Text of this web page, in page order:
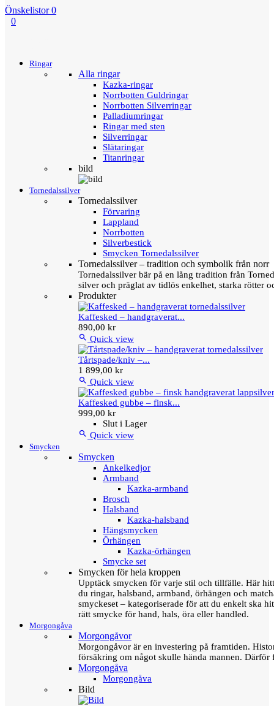
Önskelistor 0
0
Ringar
Alla ringar
Kazka-ringar
Norrbotten Guldringar
Norrbotten Silverringar
Palladiumringar
Ringar med sten
Silverringar
Slätaringar
Titanringar
bild
Tornedalssilver
Tornedalssilver
Förvaring
Lappland
Norrbotten
Silverbestick
Smycken Tornedalssilver
Tornedalssilver – tradition och symbolik från norr
Tornedalssilver bär på en lång tradition från
silver och präglat av tidlös enkelhet, starka rötter
Produkter
Kaffesked – handgraverat...
890,00 kr
 Quick view
Tårtspade/kniv –...
1 899,00 kr
 Quick view
Kaffesked gubbe – finsk...
999,00 kr
Slut i Lager
 Quick view
Smycken
Smycken
Ankelkedjor
Armband
Kazka-armband
Brosch
Halsband
Kazka-halsband
Hängsmycken
Örhängen
Kazka-örhängen
Smycke set
Smycken för hela kroppen
Upptäck smycken för varje stil och tillfälle. Här
du ringar, halsband, armband, örhängen och
smyckeset – kategoriserade för att du enkelt ska
rätt smycke för hand, hals, öra eller handled.
Morgongåva
Morgongåvor
Morgongåvor är en investering på framtiden.
försäkring om något skulle hända mannen.
Morgongåva
Morgongåva
Bild